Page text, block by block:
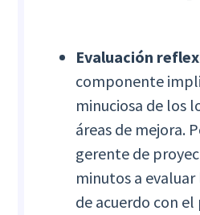
Evaluación
componente
minuciosa de los
áreas de mejora.
gerente de
minutos a
de acuerdo con